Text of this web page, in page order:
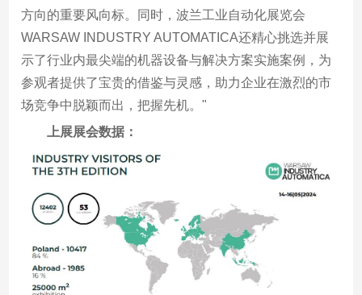
方向的重要风向标。同时，波兰工业自动化展览会
WARSAW INDUSTRY AUTOMATICA还精心挑选并展
示了行业内最尖端的机器设备与解决方案实施案例，为
参观者提供了宝贵的借鉴与灵感，助力企业在激烈的市
场竞争中脱颖而出，把握先机。"
上展展会数据：